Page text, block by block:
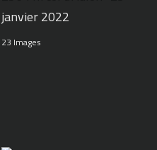
janvier 2022
23 Images